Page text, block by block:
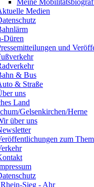
Meine
Medien
Düren
und
& Bus
& Straße
uns
Land
Gelsenkirchen/Herne
über uns
zum
Sieg - Ahr